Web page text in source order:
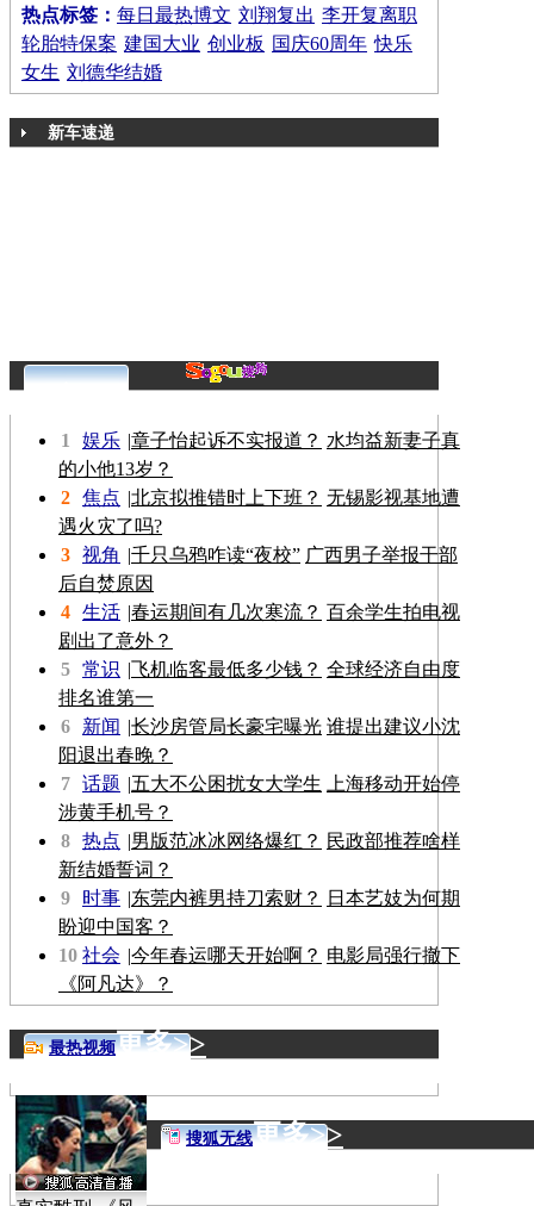
热点标签： 每日最热博文 刘翔复出 李开复离职
轮胎特保案 建国大业 创业板 国庆60周年 快乐
女生 刘德华结婚
新车速递
1 娱乐 |章子怡起诉不实报道？ 水均益新妻子真
的小他13岁？
2 焦点 |北京拟推错时上下班？ 无锡影视基地遭
遇火灾了吗?
3 视角 |千只乌鸦咋读“夜校” 广西男子举报干部
后自焚原因
4 生活 |春运期间有几次寒流？ 百余学生拍电视
剧出了意外？
5 常识 |飞机临客最低多少钱？ 全球经济自由度
排名谁第一
6
新闻 |长沙房管局长豪宅曝光 谁提出建议小沈
阳退出春晚？
7 话题 |五大不公困扰女大学生
上海移动开始停
涉黄手机号？
8 热点 |男版范冰冰网络爆红？ 民政部推荐啥样
新结婚誓词？
9
时事 |东莞内裤男持刀索财？
日本艺妓为何期
盼迎中国客？
10 社会 |今年春运哪天开始啊？ 电影局强行撤下
《阿凡达》？
最热视频更多>>
搜狐无线更多>>